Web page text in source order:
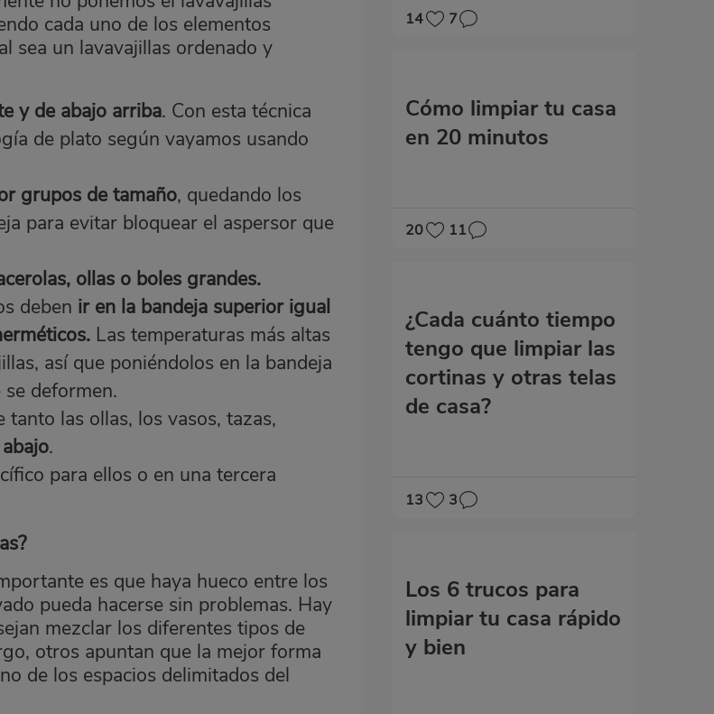
14 7
Cómo limpiar tu casa
en 20 minutos
20 11
¿Cada cuánto tiempo
tengo que limpiar las
cortinas y otras telas
de casa?
13 3
Los 6 trucos para
limpiar tu casa rápido
y bien
cada uno de los elementos
sea un lavavajillas ordenado y
y de abajo arriba. Con esta técnica
de plato según vayamos usando
grupos de tamaño, quedando los
para evitar bloquear el aspersor que
ollas o boles grandes.
deben ir en la bandeja superior igual
Las temperaturas más altas
así que poniéndolos en la bandeja
deformen.
las ollas, los vasos, tazas,
.
para ellos o en una tercera
es que haya hueco entre los
pueda hacerse sin problemas. Hay
mezclar los diferentes tipos de
otros apuntan que la mejor forma
de los espacios delimitados del